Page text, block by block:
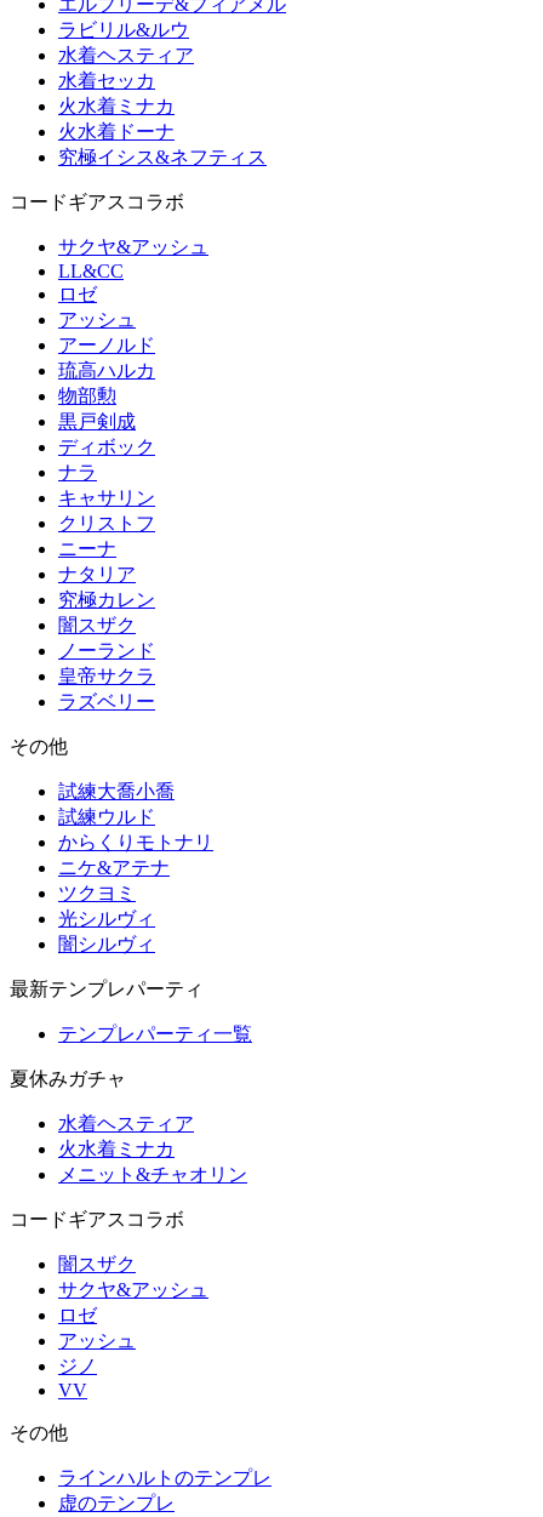
エルフリーデ&フィアメル
ラビリル&ルウ
水着ヘスティア
水着セッカ
火水着ミナカ
火水着ドーナ
究極イシス&ネフティス
コードギアスコラボ
サクヤ&アッシュ
LL&CC
ロゼ
アッシュ
アーノルド
琉高ハルカ
物部勲
黒戸剣成
ディボック
ナラ
キャサリン
クリストフ
ニーナ
ナタリア
究極カレン
闇スザク
ノーランド
皇帝サクラ
ラズベリー
その他
試練大喬小喬
試練ウルド
からくりモトナリ
ニケ&アテナ
ツクヨミ
光シルヴィ
闇シルヴィ
最新テンプレパーティ
テンプレパーティ一覧
夏休みガチャ
水着ヘスティア
火水着ミナカ
メニット&チャオリン
コードギアスコラボ
闇スザク
サクヤ&アッシュ
ロゼ
アッシュ
ジノ
VV
その他
ラインハルトのテンプレ
虚のテンプレ